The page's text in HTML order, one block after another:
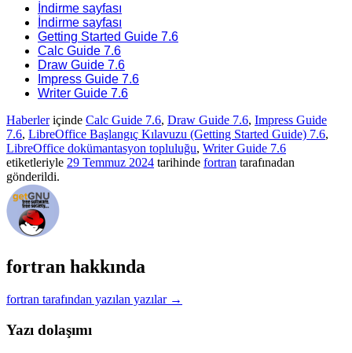
İndirme sayfası
İndirme sayfası
Getting Started Guide 7.6
Calc Guide 7.6
Draw Guide 7.6
Impress Guide 7.6
Writer Guide 7.6
Haberleriçinde Calc Guide 7.6, Draw Guide 7.6, Impress Guide
7.6, LibreOffice Başlangıç Kılavuzu (Getting Started Guide) 7.6,
LibreOffice dokümantasyon topluluğu, Writer Guide 7.6
etiketleriyle 29 Temmuz 2024 tarihinde fortran tarafınadan
gönderildi.
fortran hakkında
fortran tarafından yazılan yazılar →
Yazı dolaşımı